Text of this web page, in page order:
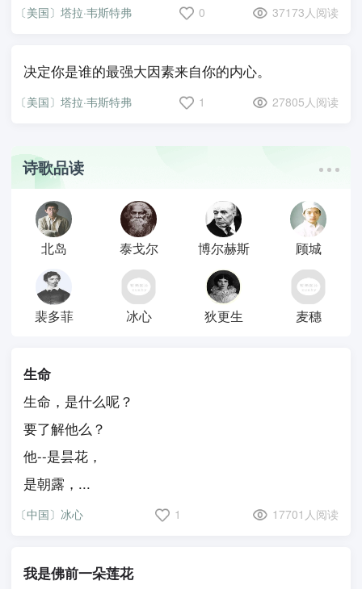
〔美国〕塔拉·韦斯特弗 0 37173人阅读
决定你是谁的最强大因素来自你的内心。
〔美国〕塔拉·韦斯特弗 1 27805人阅读
诗歌品读
北岛 泰戈尔 博尔赫斯 顾城
裴多菲 冰心 狄更生 麦穗
生命
生命，是什么呢？
要了解他么？
他--是昙花，
是朝露，...
〔中国〕冰心 1 17701人阅读
我是佛前一朵莲花